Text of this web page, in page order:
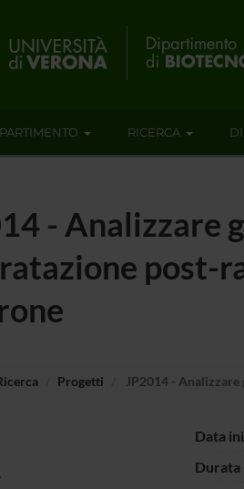
RICERCA
- Analizzare
post-
Progetti JP2014 -
Data
Durata